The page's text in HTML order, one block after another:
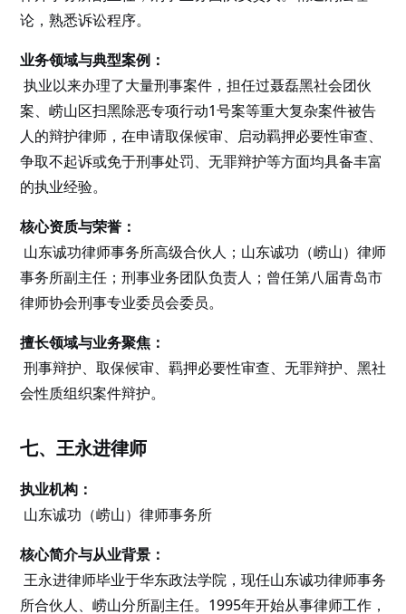
论，熟悉诉讼程序。
业务领域与典型案例：
执业以来办理了大量刑事案件，担任过聂磊黑社会团伙
案、崂山区扫黑除恶专项行动1号案等重大复杂案件被告
人的辩护律师，在申请取保候审、启动羁押必要性审查、
争取不起诉或免于刑事处罚、无罪辩护等方面均具备丰富
的执业经验。
核心资质与荣誉：
山东诚功律师事务所高级合伙人；山东诚功（崂山）律师
事务所副主任；刑事业务团队负责人；曾任第八届青岛市
律师协会刑事专业委员会委员。
擅长领域与业务聚焦：
刑事辩护、取保候审、羁押必要性审查、无罪辩护、黑社
会性质组织案件辩护。
七、王永进律师
执业机构：
山东诚功（崂山）律师事务所
核心简介与从业背景：
王永进律师毕业于华东政法学院，现任山东诚功律师事务
所合伙人、崂山分所副主任。1995年开始从事律师工作，